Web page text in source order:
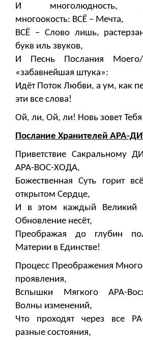
И многолюдность,
многоокость: ВСЁ – Мечта,
ВСЁ – Слово лишь,
букв иль звуков,
И Песнь Послания
«забавнейшая штука»:
Идёт Поток Любви, а ум, как
эти все слова!
Ой, ли, Ой, ли! Новь зовет
Послание Хранителей АРА-
Приветствие Сакральному
АРА-ВОС-ХОДА,
Божественная Суть горит
открытом Сердце,
И в этом каждый
Обновление несёт,
Преображая до глубин
Материи в Единстве!
Процесс Преображения
проявления,
Вспышки Мягкого АРА-
Волны изменений,
Что проходят через все
разные состояния,